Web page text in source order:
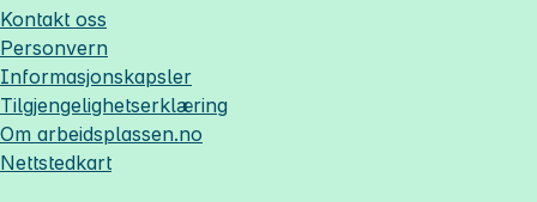
Kontakt oss
Personvern
Informasjonskapsler
Tilgjengelighetserklæring
Om arbeidsplassen.no
Nettstedkart